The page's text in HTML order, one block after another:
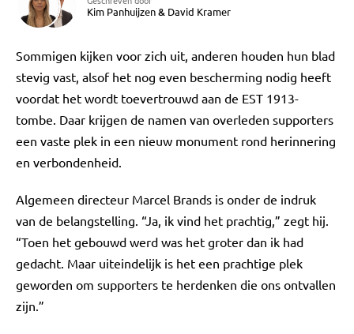
Kim Panhuijzen& David Kramer
Sommigen kijken voor zich uit, anderen houden hun blad
stevig vast, alsof het nog even bescherming nodig heeft
voordat het wordt toevertrouwd aan de EST 1913-
tombe. Daar krijgen de namen van overleden supporters
een vaste plek in een nieuw monument rond herinnering
en verbondenheid.
Algemeen directeur Marcel Brands is onder de indruk
van de belangstelling. “Ja, ik vind het prachtig,” zegt hij.
“Toen het gebouwd werd was het groter dan ik had
gedacht. Maar uiteindelijk is het een prachtige plek
geworden om supporters te herdenken die ons ontvallen
zijn.”